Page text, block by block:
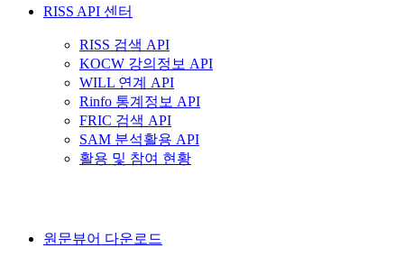
RISS API 센터
RISS 검색 API
KOCW 강의정보 API
WILL 연계 API
Rinfo 통계정보 API
FRIC 검색 API
SAM 분석활용 API
활용 및 참여 현황
원문뷰어 다운로드